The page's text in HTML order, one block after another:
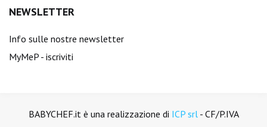
NEWSLETTER
Info sulle nostre newsletter
MyMeP - iscriviti
BABYCHEF.it è una realizzazione di ICP srl- CF/P.IVA